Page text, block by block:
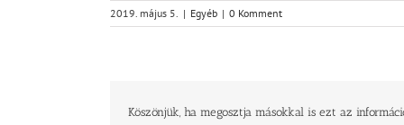
2019. május 5. | Egyéb | 0 Komment
Köszönjük, ha megosztja másokkal is ezt az